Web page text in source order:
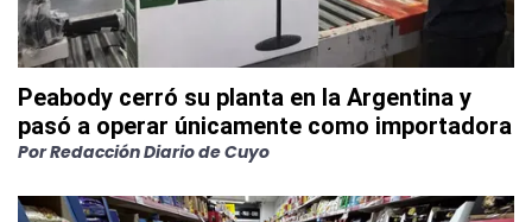
Peabody cerró su planta en la Argentina y
pasó a operar únicamente como importadora
PorRedacción Diario de Cuyo